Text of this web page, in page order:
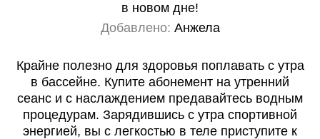
в новом дне!
Добавлено: Анжела
Крайне полезно для здоровья поплавать с утра
в бассейне. Купите абонемент на утренний
сеанс и с наслаждением предавайтесь водным
процедурам. Зарядившись с утра спортивной
энергией, вы с легкостью в теле приступите к